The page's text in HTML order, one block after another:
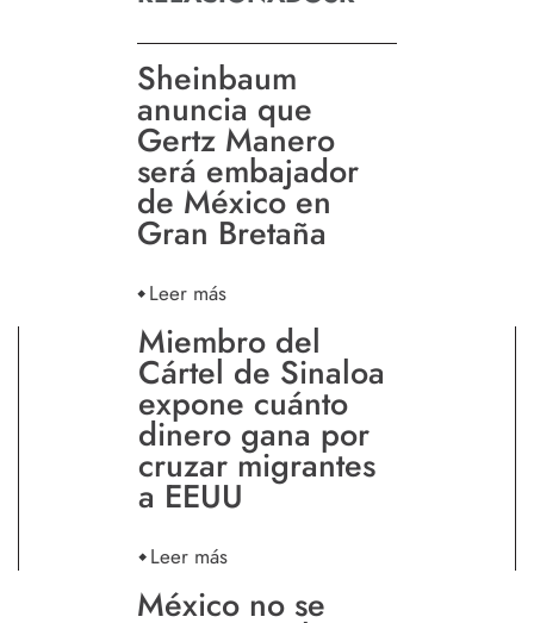
Sheinbaum
anuncia que
Gertz Manero
será embajador
de México en
Gran Bretaña
Leer más
Miembro del
Cártel de Sinaloa
expone cuánto
dinero gana por
cruzar migrantes
a EEUU
Leer más
México no se